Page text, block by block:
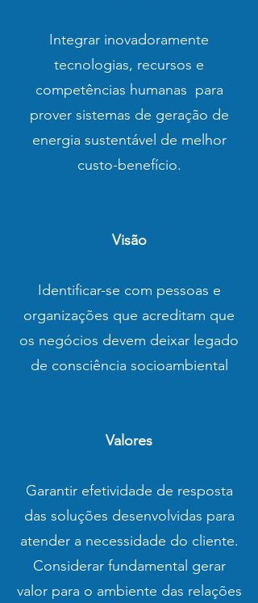
Integrar inovadoramente
tecnologias, recursos e
competências humanas para
prover sistemas de geração de
energia sustentável de melhor
custo-benefício.
Visão
Identificar-se com pessoas e
organizações que acreditam que
os negócios devem deixar legado
de consciência socioambiental
Valores
Garantir efetividade de resposta
das soluções desenvolvidas para
atender a necessidade do cliente.
Considerar fundamental gerar
valor para o ambiente das relações